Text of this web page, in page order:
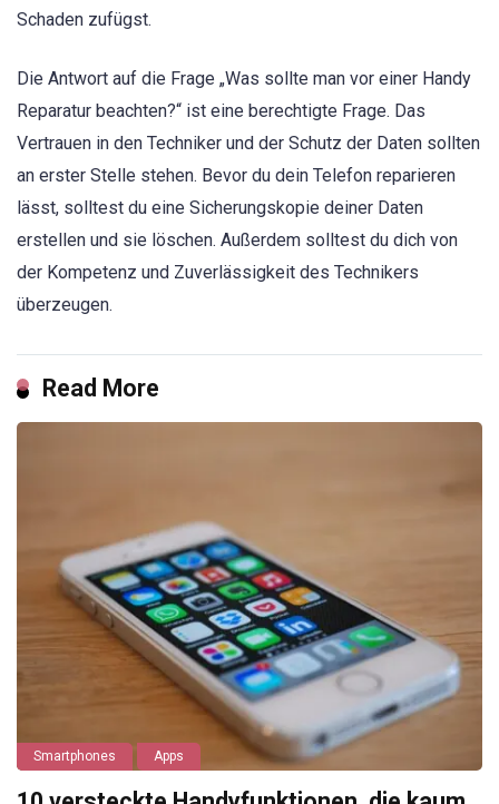
Schaden zufügst.
Die Antwort auf die Frage „Was sollte man vor einer Handy
Reparatur beachten?“ ist eine berechtigte Frage. Das
Vertrauen in den Techniker und der Schutz der Daten sollten
an erster Stelle stehen. Bevor du dein Telefon reparieren
lässt, solltest du eine Sicherungskopie deiner Daten
erstellen und sie löschen. Außerdem solltest du dich von
der Kompetenz und Zuverlässigkeit des Technikers
überzeugen.
Read More
Smartphones Apps